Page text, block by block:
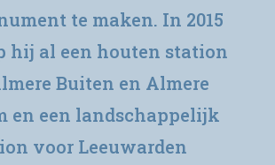
te maken. In 2015
hij al een houten station
Buiten en Almere
en een landschappelijk
voor Leeuwarden